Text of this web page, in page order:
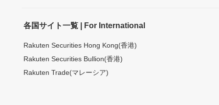
各国サイト一覧 | For International
Rakuten Securities Hong Kong(香港)
Rakuten Securities Bullion(香港)
Rakuten Trade(マレーシア)